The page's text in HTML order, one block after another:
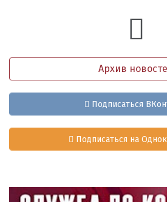
Архив
Подписаться
Подписаться на